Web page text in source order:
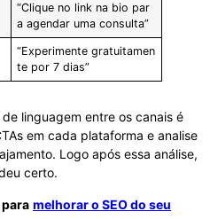
“Clique no link na bio par
a agendar uma consulta”
“Experimente gratuitamen
te por 7 dias”
linguagem entre os canais é
em cada plataforma e analise
Logo após essa análise,
certo.
melhorar o SEO do seu